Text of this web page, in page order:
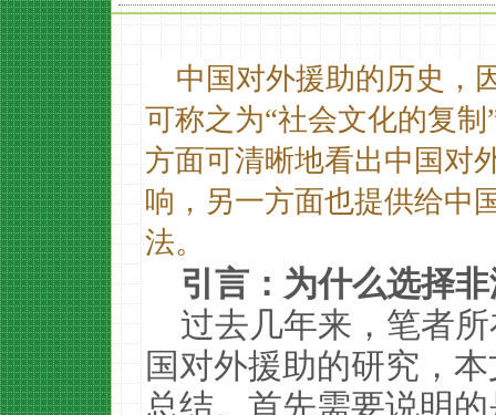
中国对外援助的历史，
可称之为“社会文化的复
方面可清晰地看出中国对
响，另一方面也提供给中
法。
引言：为什么选择
过去几年来，笔者
国对外援助的研究，
总结。首先需要说明